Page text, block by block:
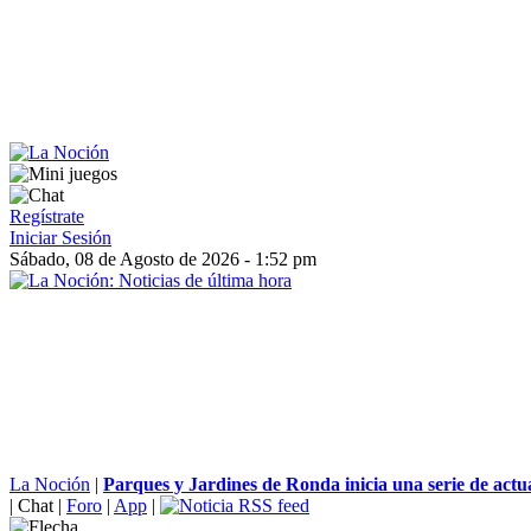
Regístrate
Iniciar Sesión
Sábado, 08 de Agosto de 2026 - 1:52 pm
La Noción | Parques y Jardines de Ronda inicia una serie de
| Chat | Foro | App |